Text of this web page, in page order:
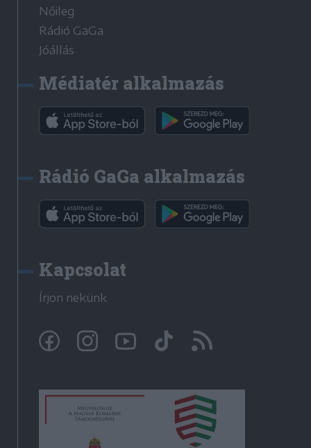
Nőileg
Rádió GaGa
Jóállás
Médiatér alkalmazás
Rádió GaGa alkalmazás
Kapcsolat
Írjon nekünk